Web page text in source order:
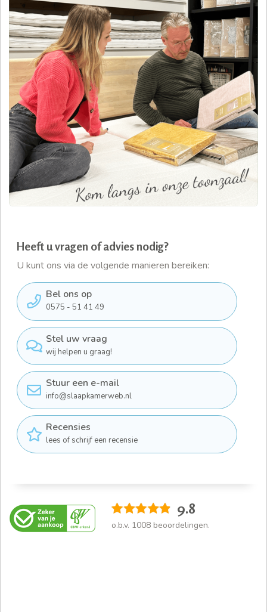
Heeft u vragen of advies nodig?
U kunt ons via de volgende manieren bereiken:
Bel ons op
0575 - 51 41 49
Stel uw vraag
wij helpen u graag!
Stuur een e-mail
info@slaapkamerweb.nl
Recensies
lees of schrijf een recensie
9.8
o.b.v. 1008 beoordelingen.